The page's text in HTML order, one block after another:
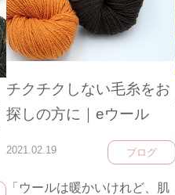
チクチクしない毛糸をお
探しの方に｜eウール
2021.02.19 ブログ
「ウールは暖かいけれど、肌